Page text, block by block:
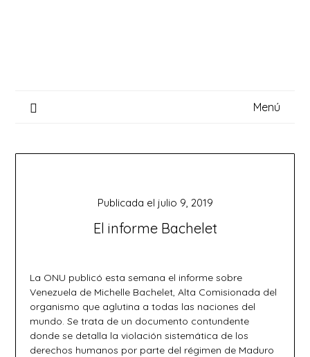
Menú
El informe Bachelet
Publicada el julio 9, 2019
La ONU publicó esta semana el informe sobre
Venezuela de Michelle Bachelet, Alta Comisionada del
organismo que aglutina a todas las naciones del
mundo. Se trata de un documento contundente
donde se detalla la violación sistemática de los
derechos humanos por parte del régimen de Maduro